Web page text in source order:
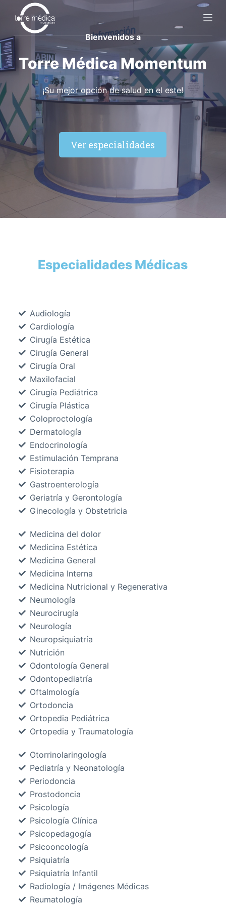
i
p
t
c
o
n
t
e
Bienvenidos a
Torre Médica Momentum
¡Su mejor opción de salud en el este!
Ver especialidades
Especialidades Médicas
Audiología
Cardiología
Cirugía Estética
Cirugía General
Cirugía Oral
Maxilofacial
Cirugía Pediátrica
Cirugía Plástica
Coloproctología
Dermatología
Endocrinología
Estimulación Temprana
Fisioterapia
Gastroenterología
Geriatría y Gerontología
Ginecología y Obstetricia
Medicina del dolor
Medicina Estética
Medicina General
Medicina Interna
Medicina Nutricional y Regenerativa
Neumología
Neurocirugía
Neurología
Neuropsiquiatría
Nutrición
Odontología General
Odontopediatría
Oftalmología
Ortodoncia
Ortopedia Pediátrica
Ortopedia y Traumatología
Otorrinolaringología
Pediatría y Neonatología
Periodoncia
Prostodoncia
Psicología
Psicología Clínica
Psicopedagogía
Psicooncología
Psiquiatría
Psiquiatría Infantil
Radiología / Imágenes Médicas
Reumatología